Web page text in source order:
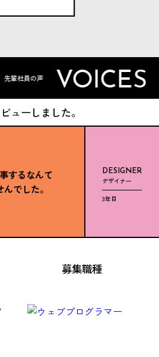
VOICES 先輩社員の声
ューしました。
するなんて
でした。
DESIGNER
デザイナー
3年目
募集職種